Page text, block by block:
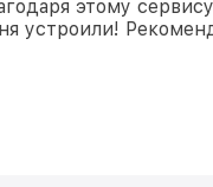
этому
устроили!